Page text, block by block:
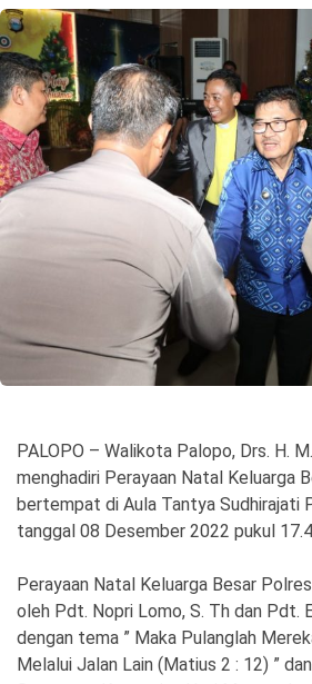
©
Copyright
2026
Spirit
Sulawesi
PALOPO – Walikota Palopo, Drs. H.
menghadiri Perayaan Natal Keluarga
bertempat di Aula Tantya Sudhirajati
tanggal 08 Desember 2022 pukul
Perayaan Natal Keluarga Besar
oleh Pdt. Nopri Lomo, S. Th dan Pdt.
dengan tema ” Maka Pulanglah
Melalui Jalan Lain (Matius 2 : 12) ”